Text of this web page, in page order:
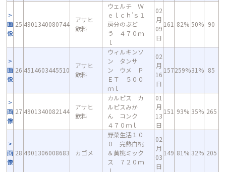
画
像
25 4901340080744
アサヒ
飲料
ウェルチ Ｗ
ｅｌｃｈ’ｓ１
房分のぶど
う ４７０ｍ
ｌ
02
月
09
日
161 82% 50% 90
画
像
26 4514603445510
アサヒ
飲料
ウィルキンソ
ン タンサ
ン ウメ Ｐ
ＥＴ ５００
ｍｌ
02
月
16
日
157259%31% 85
画
像
27 4901340082144
アサヒ
飲料
カルピス カ
ルピスみか
ん コンク
４７０ｍｌ
01
月
13
日
151 93% 35% 265
画
像
28 4901306008683 カゴメ
野菜生活１０
０ 完熟白桃
＆黄桃ミック
ス ７２０ｍ
02
月
03
日
149 81% 32% 205